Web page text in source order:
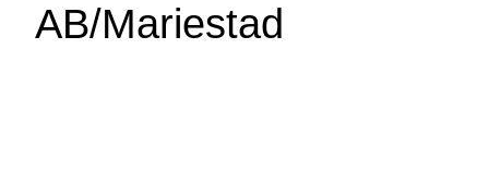
AB/Mariestad